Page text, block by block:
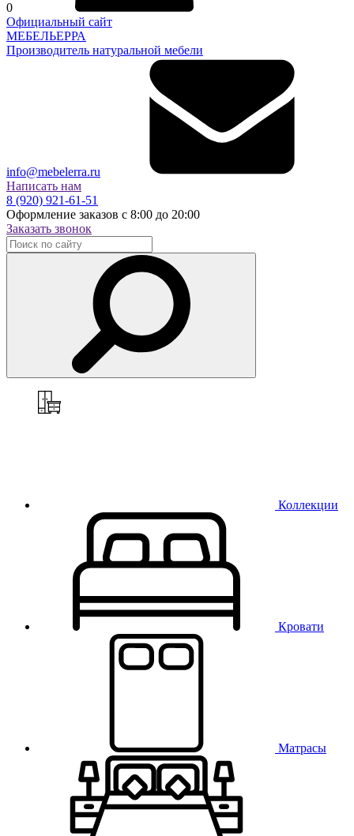
0
Официальный сайт
МЕБЕЛЬЕРРА
Производитель натуральной мебели
info@mebelerra.ru
Написать нам
8 (920) 921-61-51
Оформление заказов с 8:00 до 20:00
Заказать звонок
Коллекции
Кровати
Матрасы